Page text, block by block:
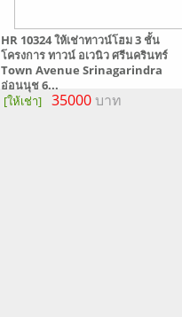
HR 10324 ให้เช่าทาวน์โฮม 3 ชั้น
โครงการ ทาวน์ อเวนิว ศรีนครินทร์
Town Avenue Srinagarindra
อ่อนนุช 6...
[ให้เช่า] 35000บาท